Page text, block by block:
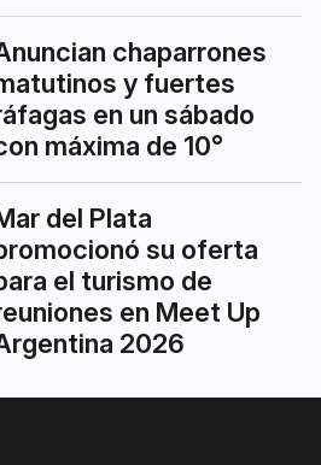
chaparrones
y fuertes
en un sábado
máxima de 10°
del Plata
su oferta
el turismo de
en Meet Up
2026